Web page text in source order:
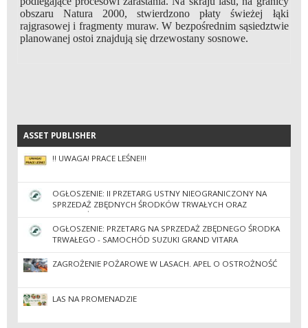
obszaru Natura 2000, stwierdzono płaty świeżej łąki
rajgrasowej i fragmenty muraw. W bezpośrednim sąsiedztwie
planowanej ostoi znajdują się drzewostany sosnowe.
ASSET PUBLISHER
ASSET PUBLISHER
‼️ UWAGA! PRACE LEŚNE!‼️
OGŁOSZENIE: II PRZETARG USTNY NIEOGRANICZONY NA
SPRZEDAŻ ZBĘDNYCH ŚRODKÓW TRWAŁYCH ORAZ
WYPOSAŻENIA
OGŁOSZENIE: PRZETARG NA SPRZEDAŻ ZBĘDNEGO ŚRODKA
TRWAŁEGO - SAMOCHÓD SUZUKI GRAND VITARA
ZAGROŻENIE POŻAROWE W LASACH. APEL O OSTROŻNOŚĆ
LAS NA PROMENADZIE